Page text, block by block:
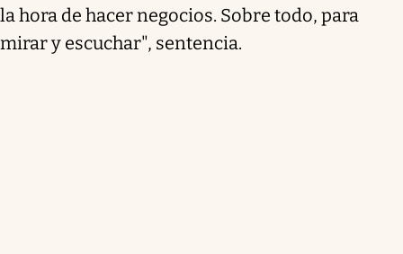
la hora de hacer negocios. Sobre todo, para
mirar y escuchar", sentencia.